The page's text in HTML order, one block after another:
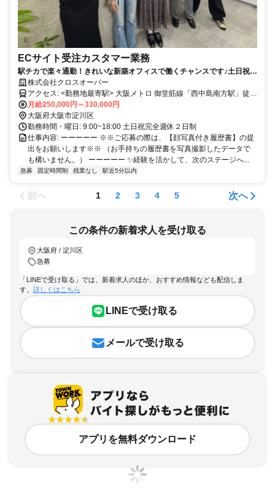
ECサイト受注カスタマー業務
駅チカで楽々通勤！きれいな新築オフィスで働くチャンスです♪土日祝休
み＆残業少なめ！ 大阪メトロ御堂筋線 西中島南方駅から徒歩5分
株式会社クロスオーバー
アクセス: <勤務地最寄駅> 大阪メトロ 御堂筋線「西中島南方駅」徒歩
5分 阪急電鉄「南方駅」徒歩9分
月給250,000円～330,000円
大阪府大阪市淀川区
勤務時間・曜日: 9:00~18:00 土日祝完全週休２日制
仕事内容: ーーーーー ※※ご応募の際は、【顔写真付き履歴書】の提
出をお願いします※※ （お手持ちの履歴書を写真撮影したデータで
も構いません。） ーーーーー ✨経験を活かして、次のステージへ...
急募 固定時間制 残業なし 駅近5分以内
前へ 1 2 3 4 5 次へ
この条件の新着求人を受け取る
大阪府 / 淀川区
急募
「LINEで受け取る」では、新着求人のほか、おすすめ情報なども配信しま
す。 詳しくはこちら
LINEで受け取る
メールで受け取る
アプリを無料ダウンロード